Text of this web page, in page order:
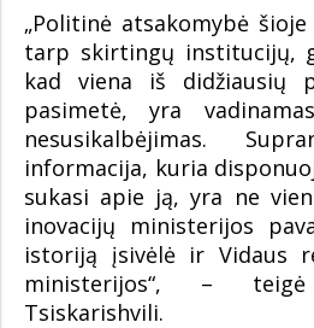
„Politinė atsakomybė
tarp skirtingų institucijų,
kad viena iš didžiausių
pasimetė, yra
nesusikalbėjimas.
informacija, kuria
sukasi apie ją, yra ne
inovacijų ministerijos
istoriją įsivėlė ir Vidaus
ministerijos“, –
Tsiskarishvili.